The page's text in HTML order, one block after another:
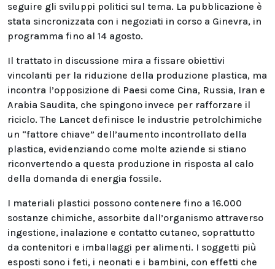
seguire gli sviluppi politici sul tema. La pubblicazione è
stata sincronizzata con i negoziati in corso a Ginevra, in
programma fino al 14 agosto.
Il trattato in discussione mira a fissare obiettivi
vincolanti per la riduzione della produzione plastica, ma
incontra l’opposizione di Paesi come Cina, Russia, Iran e
Arabia Saudita, che spingono invece per rafforzare il
riciclo. The Lancet definisce le industrie petrolchimiche
un “fattore chiave” dell’aumento incontrollato della
plastica, evidenziando come molte aziende si stiano
riconvertendo a questa produzione in risposta al calo
della domanda di energia fossile.
I materiali plastici possono contenere fino a 16.000
sostanze chimiche, assorbite dall’organismo attraverso
ingestione, inalazione e contatto cutaneo, soprattutto
da contenitori e imballaggi per alimenti. I soggetti più
esposti sono i feti, i neonati e i bambini, con effetti che